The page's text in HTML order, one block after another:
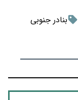
بنادر جنوبی